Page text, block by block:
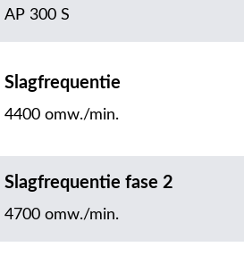
AP 300 S
Slagfrequentie
4400 omw./min.
Slagfrequentie fase 2
4700 omw./min.